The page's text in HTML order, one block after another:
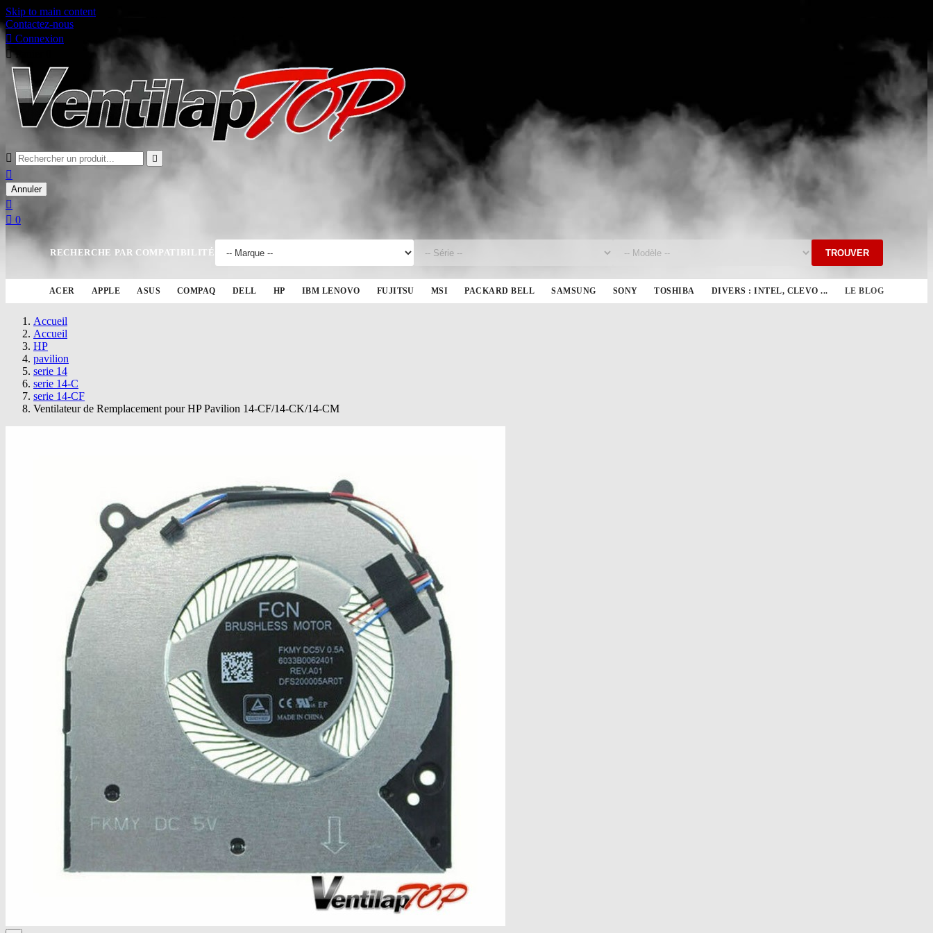
Skip to main content
Contactez-nous
 Connexion
 Panier
 

Annuler

 0
RECHERCHE PAR COMPATIBILITÉ TROUVER
ACER APPLE ASUS COMPAQ DELL HP IBM LENOVO FUJITSU MSI PACKARD BELL SAMSUNG SONY TOSHIBA DIVERS : INTEL, CLEVO ... LE BLOG
Accueil
Accueil
HP
pavilion
serie 14
serie 14-C
serie 14-CF
Ventilateur de Remplacement pour HP Pavilion 14-CF/14-CK/14-CM